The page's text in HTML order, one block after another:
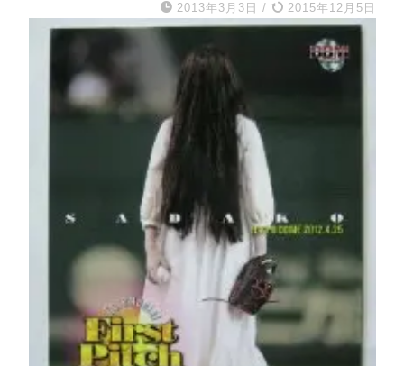
2013年3月3日 / 2015年12月5日